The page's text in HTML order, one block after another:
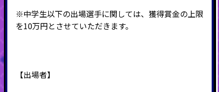
※中学生以下の出場選手に関しては、獲得賞金の上限
を10万円とさせていただきます。
【出場者】